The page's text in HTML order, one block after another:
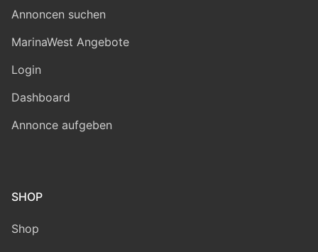
Annoncen suchen
MarinaWest Angebote
Login
Dashboard
Annonce aufgeben
SHOP
Shop